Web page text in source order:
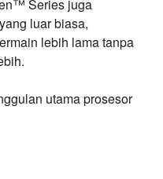
Series juga
luar biasa,
lebih lama tanpa
utama prosesor